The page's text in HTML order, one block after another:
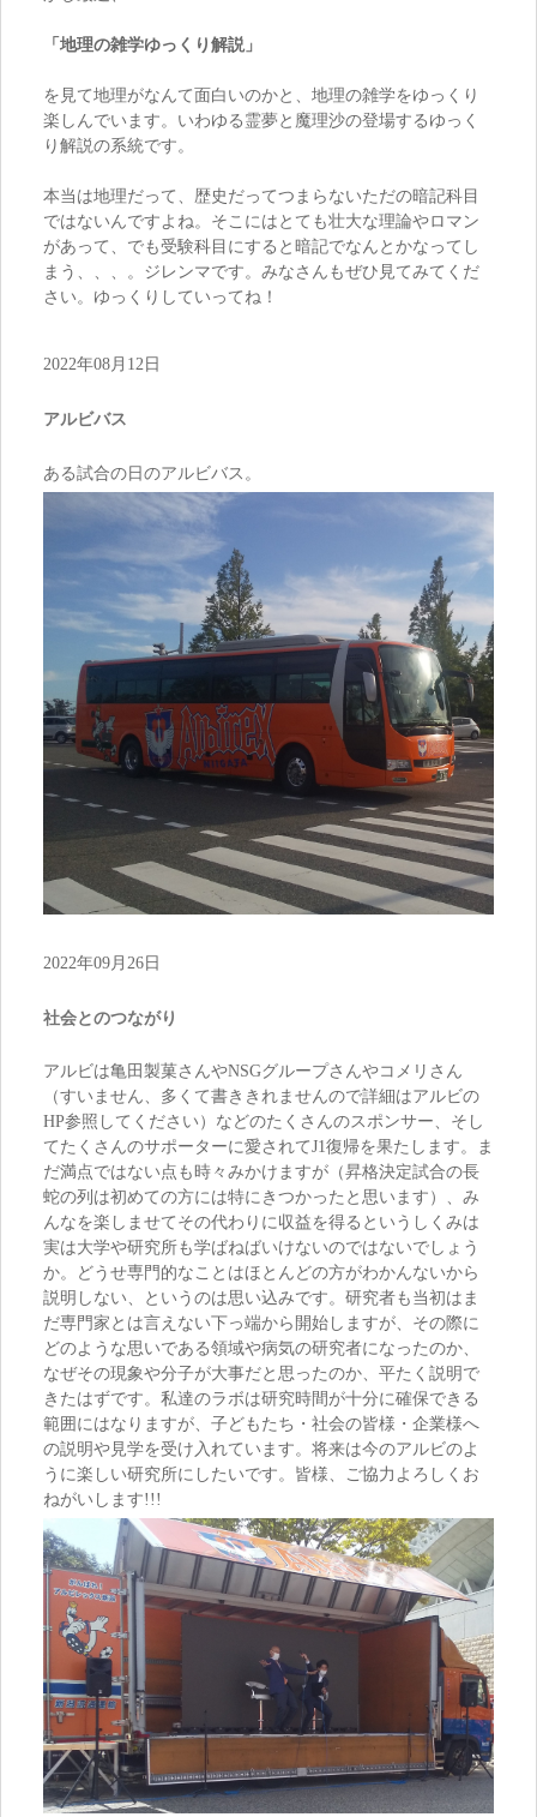
「地理の雑学ゆっくり解説」
を見て地理がなんて面白いのかと、地理の雑学をゆっくり
楽しんでいます。いわゆる霊夢と魔理沙の登場するゆっく
り解説の系統です。
本当は地理だって、歴史だってつまらないただの暗記科目
ではないんですよね。そこにはとても壮大な理論やロマン
があって、でも受験科目にすると暗記でなんとかなってし
まう、、、。ジレンマです。みなさんもぜひ見てみてくだ
さい。ゆっくりしていってね！
2022年08月12日
アルビバス
ある試合の日のアルビバス。
2022年09月26日
社会とのつながり
アルビは亀田製菓さんやNSGグループさんやコメリさん
（すいません、多くて書ききれませんので詳細はアルビの
HP参照してください）などのたくさんのスポンサー、そし
てたくさんのサポーターに愛されてJ1復帰を果たします。ま
だ満点ではない点も時々みかけますが（昇格決定試合の長
蛇の列は初めての方には特にきつかったと思います）、み
んなを楽しませてその代わりに収益を得るというしくみは
実は大学や研究所も学ばねばいけないのではないでしょう
か。どうせ専門的なことはほとんどの方がわかんないから
説明しない、というのは思い込みです。研究者も当初はま
だ専門家とは言えない下っ端から開始しますが、その際に
どのような思いである領域や病気の研究者になったのか、
なぜその現象や分子が大事だと思ったのか、平たく説明で
きたはずです。私達のラボは研究時間が十分に確保できる
範囲にはなりますが、子どもたち・社会の皆様・企業様へ
の説明や見学を受け入れています。将来は今のアルビのよ
うに楽しい研究所にしたいです。皆様、ご協力よろしくお
ねがいします!!!